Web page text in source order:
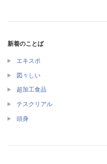
新着のことば
エキスポ
図々しい
超加工食品
テスクリアル
頭身